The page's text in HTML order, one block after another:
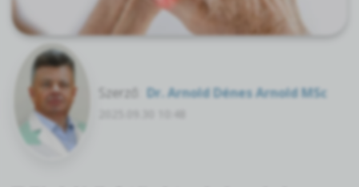
Szerző: Dr. Arnold Dénes Arnold MSc